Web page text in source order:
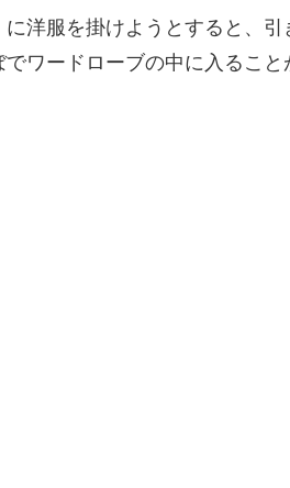
洋服を掛けようとすると、引
ワードローブの中に入ること